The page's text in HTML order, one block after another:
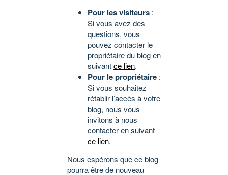
Pour les visiteurs :
Si vous avez des
questions, vous
pouvez contacter le
propriétaire du blog en
suivantce lien.
Pour le propriétaire :
Si vous souhaitez
rétablir l’accès à votre
blog, nous vous
invitons à nous
contacter en suivant
ce lien.
Nous espérons que ce blog
pourra être de nouveau